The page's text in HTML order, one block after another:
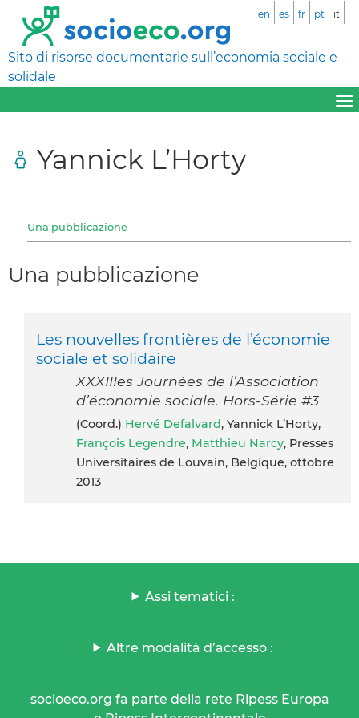
Sito di risorse documentarie sull’economia sociale e
solidale
en es fr pt it
Yannick L’Horty
Una pubblicazione
Una pubblicazione
Les nouvelles frontières de l’économie
sociale et solidaire
XXXIIIes Journées de l’Association
d’économie sociale. Hors-Série #3
(coord.) Hervé Defalvard, Yannick L’Horty,
François Legendre, Matthieu Narcy, Presses
Universitaires de Louvain, Belgique, ottobre
2013
Assi tematici :
Altre modalità d’accesso :
socioeco.org fa parte della rete Ripess Europa